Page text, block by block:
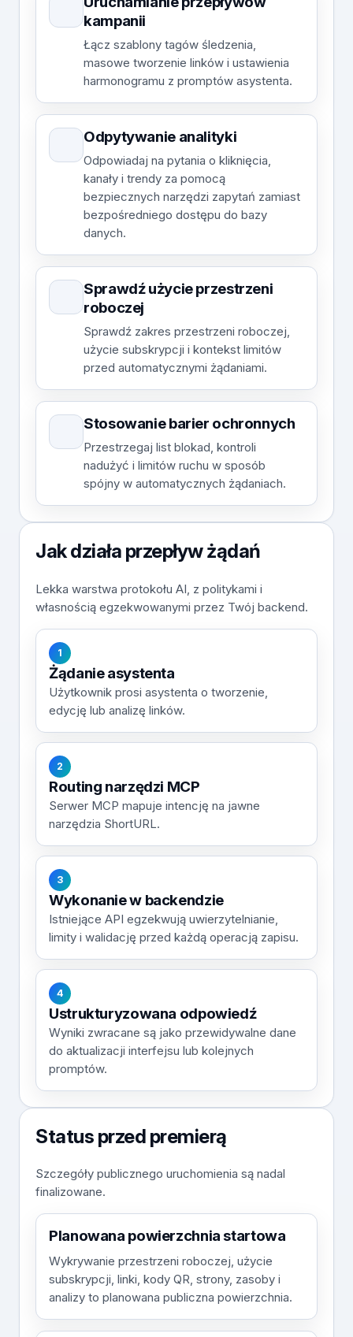
kampanii
Łącz szablony tagów śledzenia,
masowe tworzenie linków i ustawienia
harmonogramu z promptów asystenta.
Odpytywanie analityki
Odpowiadaj na pytania o kliknięcia,
kanały i trendy za pomocą
bezpiecznych narzędzi zapytań zamiast
bezpośredniego dostępu do bazy
danych.
Sprawdź użycie przestrzeni
roboczej
Sprawdź zakres przestrzeni roboczej,
użycie subskrypcji i kontekst limitów
przed automatycznymi żądaniami.
Stosowanie barier ochronnych
Przestrzegaj list blokad, kontroli
nadużyć i limitów ruchu w sposób
spójny w automatycznych żądaniach.
Jak działa przepływ żądań
Lekka warstwa protokołu AI, z politykami i
własnością egzekwowanymi przez Twój backend.
1
Żądanie asystenta
Użytkownik prosi asystenta o tworzenie,
edycję lub analizę linków.
2
Routing narzędzi MCP
Serwer MCP mapuje intencję na jawne
narzędzia ShortURL.
3
Wykonanie w backendzie
Istniejące API egzekwują uwierzytelnianie,
limity i walidację przed każdą operacją zapisu.
4
Ustrukturyzowana odpowiedź
Wyniki zwracane są jako przewidywalne dane
do aktualizacji interfejsu lub kolejnych
promptów.
Status przed premierą
Szczegóły publicznego uruchomienia są nadal
finalizowane.
Planowana powierzchnia startowa
Wykrywanie przestrzeni roboczej, użycie
subskrypcji, linki, kody QR, strony, zasoby i
analizy to planowana publiczna powierzchnia.